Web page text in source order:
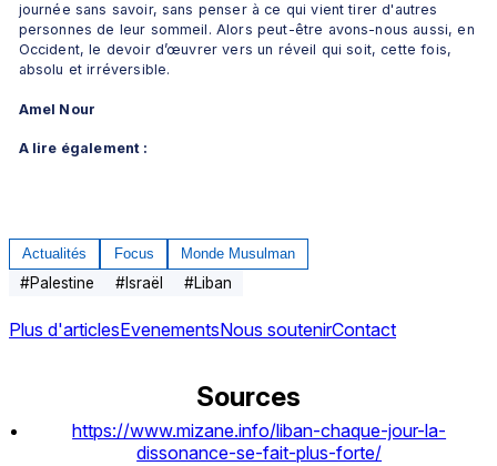
journée sans savoir, sans penser à ce qui vient tirer d'autres
personnes de leur sommeil. Alors peut-être avons-nous aussi, en
Occident, le devoir d’œuvrer vers un réveil qui soit, cette fois,
absolu et irréversible.
Amel Nour
A lire également :
Actualités Focus Monde Musulman
#Palestine #Israël #Liban
Plus d'articlesEvenementsNous soutenirContact
Sources
https://www.mizane.info/liban-chaque-jour-la-
dissonance-se-fait-plus-forte/